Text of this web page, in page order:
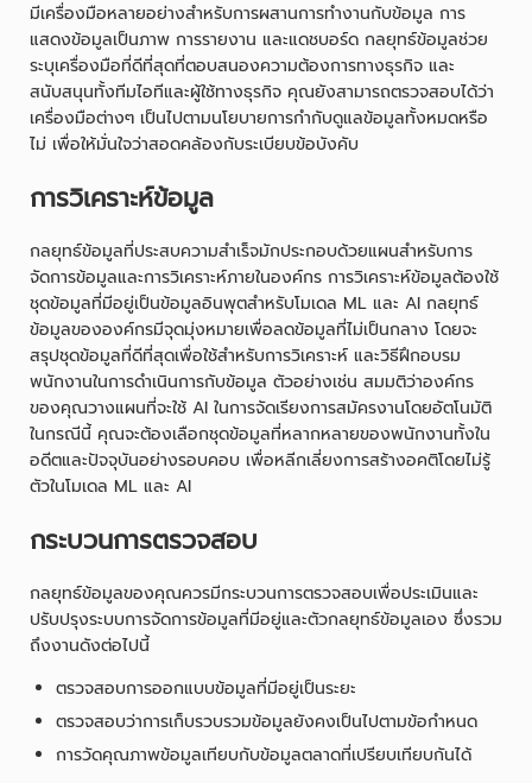
มีเครื่องมือหลายอย่างสำหรับการผสานการทำงานกับข้อมูล การ
แสดงข้อมูลเป็นภาพ การรายงาน และแดชบอร์ด กลยุทธ์ข้อมูลช่วย
ระบุเครื่องมือที่ดีที่สุดที่ตอบสนองความต้องการทางธุรกิจ และ
สนับสนุนทั้งทีมไอทีและผู้ใช้ทางธุรกิจ คุณยังสามารถตรวจสอบได้ว่า
เครื่องมือต่างๆ เป็นไปตามนโยบายการกำกับดูแลข้อมูลทั้งหมดหรือ
ไม่ เพื่อให้มั่นใจว่าสอดคล้องกับระเบียบข้อบังคับ
การวิเคราะห์ข้อมูล
กลยุทธ์ข้อมูลที่ประสบความสำเร็จมักประกอบด้วยแผนสำหรับการ
จัดการข้อมูลและการวิเคราะห์ภายในองค์กร การวิเคราะห์ข้อมูลต้องใช้
ชุดข้อมูลที่มีอยู่เป็นข้อมูลอินพุตสำหรับโมเดล ML และ AI กลยุทธ์
ข้อมูลขององค์กรมีจุดมุ่งหมายเพื่อลดข้อมูลที่ไม่เป็นกลาง โดยจะ
สรุปชุดข้อมูลที่ดีที่สุดเพื่อใช้สำหรับการวิเคราะห์ และวิธีฝึกอบรม
พนักงานในการดำเนินการกับข้อมูล ตัวอย่างเช่น สมมติว่าองค์กร
ของคุณวางแผนที่จะใช้ AI ในการจัดเรียงการสมัครงานโดยอัตโนมัติ
ในกรณีนี้ คุณจะต้องเลือกชุดข้อมูลที่หลากหลายของพนักงานทั้งใน
อดีตและปัจจุบันอย่างรอบคอบ เพื่อหลีกเลี่ยงการสร้างอคติโดยไม่รู้
ตัวในโมเดล ML และ AI
กระบวนการตรวจสอบ
กลยุทธ์ข้อมูลของคุณควรมีกระบวนการตรวจสอบเพื่อประเมินและ
ปรับปรุงระบบการจัดการข้อมูลที่มีอยู่และตัวกลยุทธ์ข้อมูลเอง ซึ่งรวม
ถึงงานดังต่อไปนี้
ตรวจสอบการออกแบบข้อมูลที่มีอยู่เป็นระยะ
ตรวจสอบว่าการเก็บรวบรวมข้อมูลยังคงเป็นไปตามข้อกำหนด
การวัดคุณภาพข้อมูลเทียบกับข้อมูลตลาดที่เปรียบเทียบกันได้